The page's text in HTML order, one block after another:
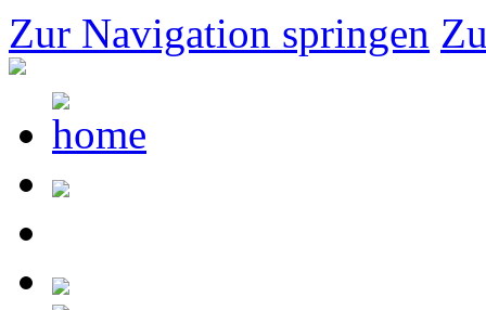
Zur Navigation springen